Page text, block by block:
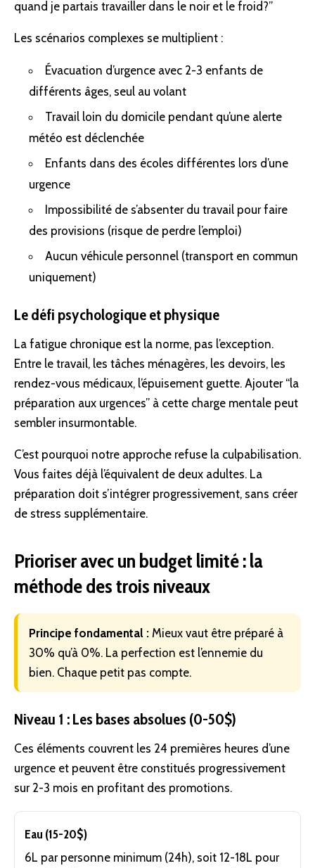
quand je partais travailler dans le noir et le froid?”
Les scénarios complexes se multiplient :
Évacuation d’urgence avec 2-3 enfants de
différents âges, seul au volant
Travail loin du domicile pendant qu’une alerte
météo est déclenchée
Enfants dans des écoles différentes lors d’une
urgence
Impossibilité de s’absenter du travail pour faire
des provisions (risque de perdre l’emploi)
Aucun véhicule personnel (transport en commun
uniquement)
Le défi psychologique et physique
La fatigue chronique est la norme, pas l’exception.
Entre le travail, les tâches ménagères, les devoirs, les
rendez-vous médicaux, l’épuisement guette. Ajouter “la
préparation aux urgences” à cette charge mentale peut
sembler insurmontable.
C’est pourquoi notre approche refuse la culpabilisation.
Vous faites déjà l’équivalent de deux adultes. La
préparation doit s’intégrer progressivement, sans créer
de stress supplémentaire.
Prioriser avec un budget limité : la
méthode des trois niveaux
Principe fondamental : Mieux vaut être préparé à
30% qu’à 0%. La perfection est l’ennemie du
bien. Chaque petit pas compte.
Niveau 1 : Les bases absolues (0-50$)
Ces éléments couvrent les 24 premières heures d’une
urgence et peuvent être constitués progressivement
sur 2-3 mois en profitant des promotions.
Eau (15-20$)
6L par personne minimum (24h), soit 12-18L pour